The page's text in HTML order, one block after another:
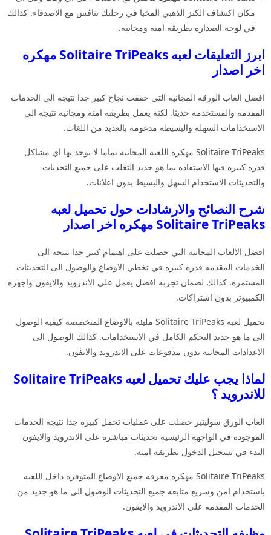
مكان اكتشاف الكنز الذهبي المخبا في رحلتك تنافس مع الاصدقاء. كذالك
في لوحه الصداره بطريقه امنه ومجانيه.
ابرز التعليقات لعبه Solitaire TriPeaks مهكره
اخر اصدار
افضل العاب الورقه المجانيه التي حققت نجاح كبير جدا نتيجه الى الخدمات
المقدمه والمستخدمه حديثا. لكنه يعمل بطريقه امنه ومجانيه نتيجه الى
الاستخدامات السهله والبسيطه مدعومه بالعديد من اللغات.
Solitaire TriPeaks مهكره اللعبه المجانيه تماما لا يوجد بها اي مشاكل
قدره كبيره فيها الاستفاده بما هو جديد التغلب على جميع التحديات
والتحديثات الاستخدام السهل والبسيط بدون اعلانات.
شرح النصائح والارشادات حول تحميل لعبه
Solitaire TriPeaks مهكره اخر اصدار
افضل الالعاب المجانيه التي حصلت على اهتمام كبير جدا نتيجه الى
الخدمات المقدمه قدره كبيره في تخطي الاوضاع والوصول الى التحديثات
المستمره. كذالك لضمان تجربه افضل يعمل على الاندرويد والايفون واجهزه
الكمبيوتر بدون اشتراكات.
تحميل لعبه Solitaire TriPeaks مليئه بالاوضاع المتخصصه كيفيه الوصول
الى ما هو جديد التحكم الكامل في الاستخدامات. كذالك الوصول الى
الاعدادات المجانيه بدون مدفوعات على الاندرويد والايفون.
لماذا يجب عليك تحميل لعبه Solitaire TriPeaks
للاندرويد ؟
العاب الورق سوليتير حصلت على عمليات تحمل كبيره جدا نتيجه الخدمات
الموجوده في الواجهه الرئيسيه تحديثات مباشره على الاندرويد والايفون
البدء في تسجيل الدخول بطريقه امنه.
Solitaire TriPeaks مهكره معرفه جميع الاوضاع المتوفره داخل اللعبه
باستخدام امن وسريع متابعه جميع التحديثات الوصول الى ما هو جديد من
الخدمات المقدمه على الاندرويد والايفون.